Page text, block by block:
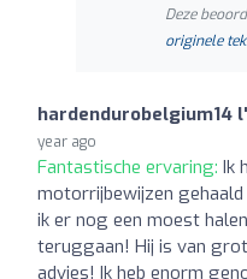
Deze
originele
hardendurobelgium14
year ago
Fantastische ervaring: Ik
motorrijbewijzen gehaald
ik er nog een moest
teruggaan! Hij is van
advies! Ik heb enorm